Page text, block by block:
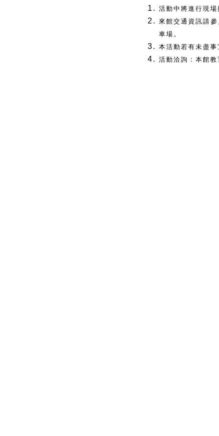
活動中將進行現
來館交通 資訊請
車場。
本活動若有未盡
活動洽詢：本館